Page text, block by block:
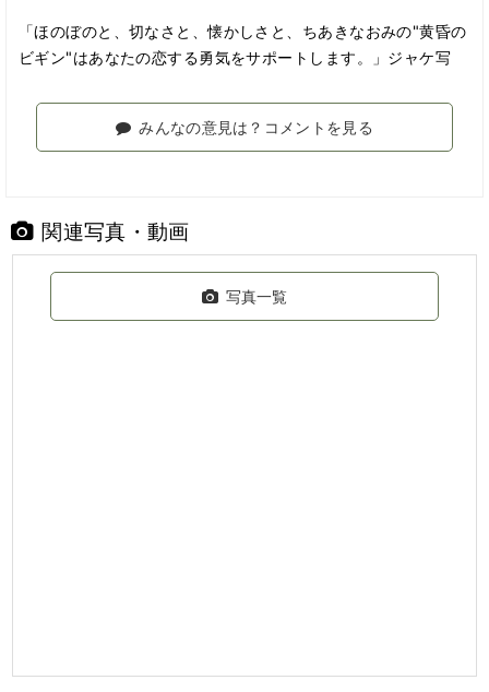
「ほのぼのと、切なさと、懐かしさと、ちあきなおみの"黄昏の
ビギン"はあなたの恋する勇気をサポートします。」ジャケ写
みんなの意見は？コメントを見る
関連写真・動画
写真一覧